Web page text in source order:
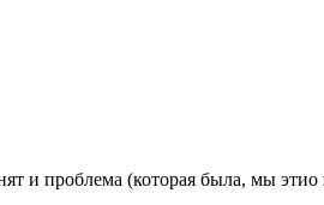
и проблема (которая была, мы